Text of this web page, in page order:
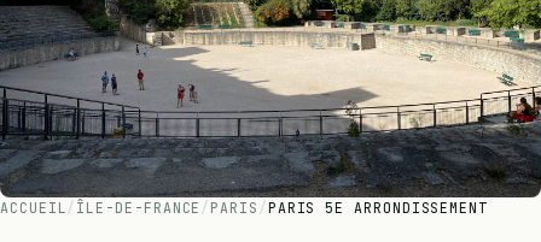
ACCUEIL/ ÎLE-DE-FRANCE / PARIS / PARIS 5E ARRONDISSEMENT